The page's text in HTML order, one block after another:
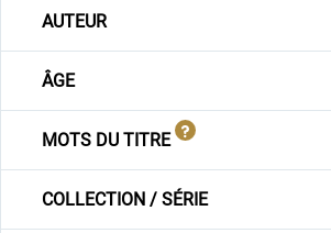
AUTEUR
ÂGE
MOTS DU TITRE
COLLECTION / SÉRIE